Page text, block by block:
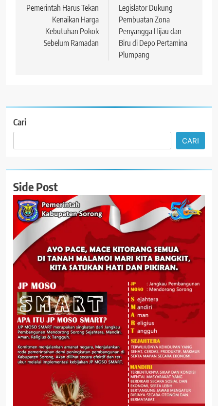
pos
Pemerintah Harus Tekan
Kenaikan Harga
Kebutuhan Pokok
Sebelum Ramadan
Legislator Dukung
Pembuatan Zona
Penyangga Hijau dan
Biru di Depo Pertamina
Plumpang
Cari
CARI
Side Post